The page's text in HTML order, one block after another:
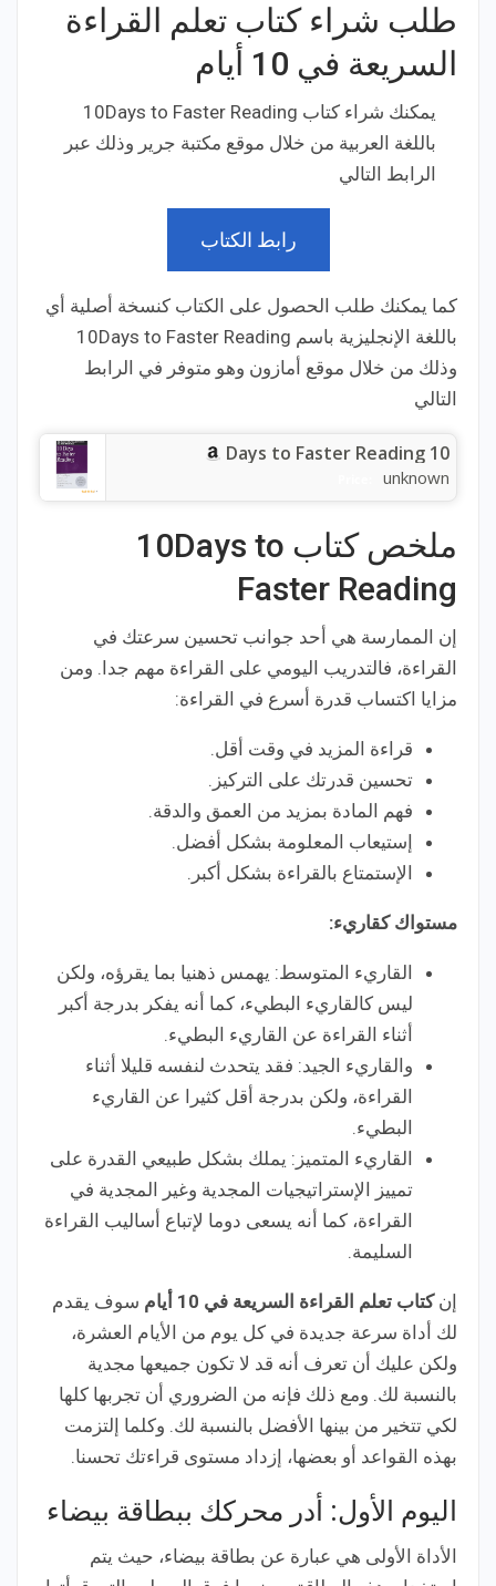
طلب شراء كتاب تعلم القراءة
السريعة في 10 أيام
يمكنك شراء كتاب 10Days to Faster Reading
باللغة العربية من خلال موقع مكتبة جرير وذلك عبر
الرابط التالي
رابط الكتاب
كما يمكنك طلب الحصول على الكتاب كنسخة أصلية أي
باللغة الإنجليزية باسم Days to Faster Reading
وذلك من خلال موقع أمازون وهو متوفر في الرابط
التالي
10 Days to Faster Reading
unknown
ملخص كتاب 10Days to
Faster Reading
إن الممارسة هي أحد جوانب تحسين سرعتك في
القراءة، فالتدريب اليومي على القراءة مهم جدا. ومن
مزايا اكتساب قدرة أسرع في القراءة:
قراءة المزيد في وقت أقل.
تحسين قدرتك على التركيز.
فهم المادة بمزيد من العمق والدقة.
إستيعاب المعلومة بشكل أفضل.
الإستمتاع بالقراءة بشكل أكبر.
مستواك كقاريء:
القاريء المتوسط: يهمس ذهنيا بما يقرؤه، ولكن
ليس كالقاريء البطيء، كما أنه يفكر بدرجة أكبر
أثناء القراءة عن القاريء البطيء.
والقاريء الجيد: فقد يتحدث لنفسه قليلا أثناء
القراءة، ولكن بدرجة أقل كثيرا عن القاريء
البطيء.
القاريء المتميز: يملك بشكل طبيعي القدرة على
تمييز الإستراتيجيات المجدية وغير المجدية في
القراءة، كما أنه يسعى دوما لإتباع أساليب القراءة
السليمة.
إن كتاب تعلم القراءة السريعة في 10 أيام
سوف يقدم
لك أداة سرعة جديدة في كل يوم من الأيام العشرة،
ولكن عليك أن تعرف أنه قد لا تكون جميعها مجدية
بالنسبة لك. ومع ذلك فإنه من الضروري أن تجربها كلها
لكي تتخير من بينها الأفضل بالنسبة لك. وكلما إلتزمت
بهذه القواعد أو بعضها، إزداد مستوى قراءتك تحسنا.
اليوم الأول: أدر محركك ببطاقة بيضاء
الأداة الأولى هي عبارة عن بطاقة بيضاء، حيث يتم